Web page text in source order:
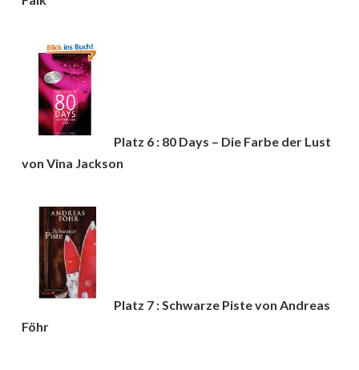
Platz 6 : 80 Days – Die Farbe der Lust
von Vina Jackson
Platz 7 : Schwarze Piste von Andreas
Föhr